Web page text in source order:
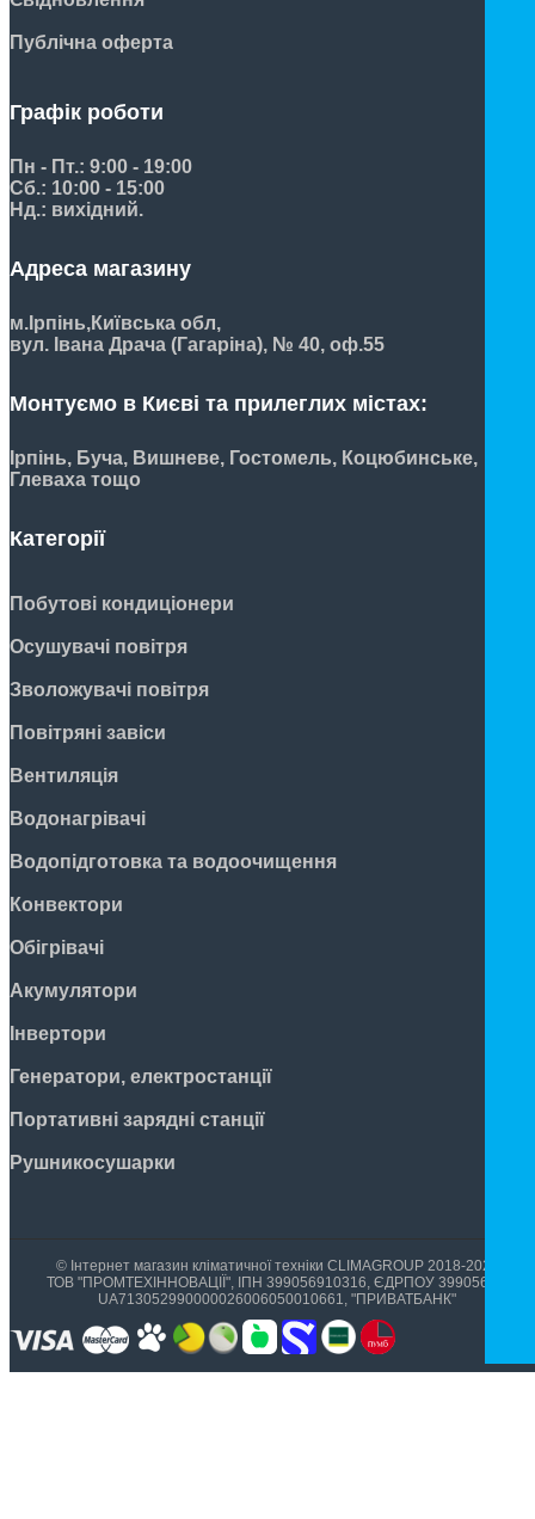
Публічна оферта
Графік роботи
Пн - Пт.: 9:00 - 19:00
Сб.: 10:00 - 15:00
Нд.: вихідний.
Адреса магазину
м.Ірпінь,Київська обл,
вул. Івана Драча (Гагаріна), № 40, оф.55
Монтуємо в Києві та прилеглих містах:
Ірпінь, Буча, Вишневе, Гостомель, Коцюбинське,
Глеваха тощо
Категорії
Побутові кондиціонери
Осушувачі повітря
Зволожувачі повітря
Повітряні завіси
Вентиляція
Водонагрівачі
Водопідготовка та водоочищення
Конвектори
Обігрівачі
Акумулятори
Інвертори
Генератори, електростанції
Портативні зарядні станції
Рушникосушарки
© Інтернет магазин кліматичної техніки CLIMAGROUP 2018-2026
ТОВ "ПРОМТЕХІННОВАЦІЇ", ІПН 399056910316, ЄДРПОУ 39905699,
UA713052990000026006050010661, "ПРИВАТБАНК"